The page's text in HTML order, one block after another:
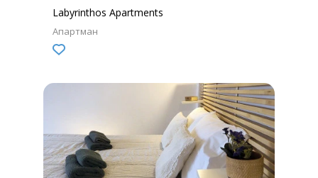
Labyrinthos Apartments
Апартман